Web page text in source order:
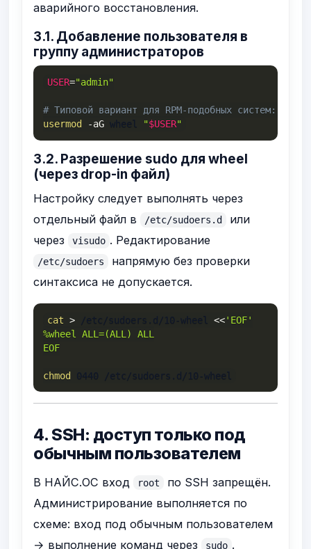
аварийного восстановления.
3.1. Добавление пользователя в
группу администраторов
USER="admin"
# Типовой вариант для RPM-подобных систем:
usermod
-aG "$USER"
3.2. Разрешение sudo для wheel
(через drop-in файл)
Настройку следует выполнять через
отдельный файл в
/etc/sudoers.d
или
через
visudo . Редактирование
/etc/sudoers
напрямую без проверки
синтаксиса не допускается.
cat > /etc/sudoers.d/10-wheel <<'EOF'
%wheel ALL=(ALL) ALL
EOF
chmod
4. SSH: доступ только под
обычным пользователем
В НАЙС.ОС вход root
по SSH запрещён.
Администрирование выполняется по
схеме: вход под обычным пользователем
→ выполнение команд через
sudo .